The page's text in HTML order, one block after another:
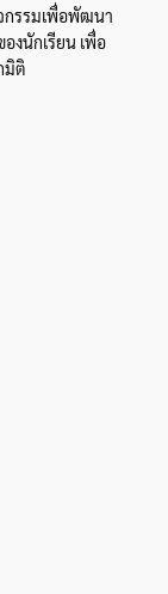
กรรมเพื่อพัฒนา
งนักเรียน เพื่อ
มิติ